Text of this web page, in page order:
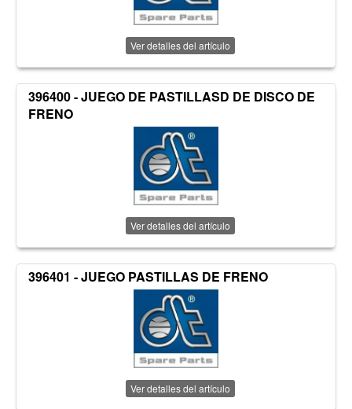
Ver detalles del artículo
396400 - JUEGO DE PASTILLASD DE DISCO DE
FRENO
Ver detalles del artículo
396401 - JUEGO PASTILLAS DE FRENO
Ver detalles del artículo